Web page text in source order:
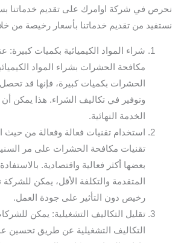
نحرص في شركة اوامرك على تقديم خدماتنا
نستفيد من تقديم خدماتنا بأسعار رخيصة من
شراء المواد الكيميائية بكميات كبيرة:
مكافحة الحشرات بشراء المواد
الحشرات بكميات كبيرة، فإنها قد
وتوفير في تكاليف الشراء. هذا يمكن
الخدمة النهائية.
استخدام تقنيات فعالة وفعالة من حيث
تقنيات مكافحة الحشرات على مر
بعضها أكثر فعالية واقتصادية.
المتقدمة والتكلفة الأقل، يمكن
رخيص دون التأثير على جودة العمل.
تقليل التكاليف التشغيلية: يمكن
التكاليف التشغيلية عن طريق تحسين